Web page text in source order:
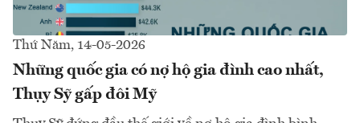
Thứ Năm, 14-05-2026
Những quốc gia có nợ hộ gia đình cao nhất,
Thụy Sỹ gấp đôi Mỹ